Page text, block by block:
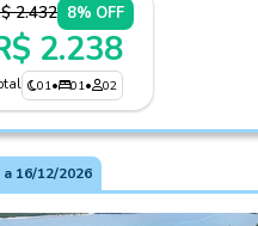
2.432 8% OFF
2.238
01• 01• 02
a 16/12/2026